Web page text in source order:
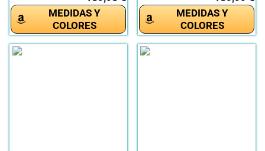
MEDIDAS Y
COLORES
MEDIDAS Y
COLORES